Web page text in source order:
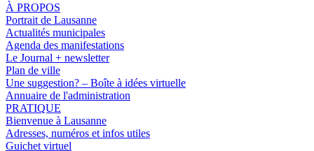
À PROPOS
Portrait de Lausanne
Actualités municipales
Agenda des manifestations
Le Journal + newsletter
Plan de ville
Une suggestion? – Boîte à idées virtuelle
Annuaire de l'administration
PRATIQUE
Bienvenue à Lausanne
Adresses, numéros et infos utiles
Guichet virtuel